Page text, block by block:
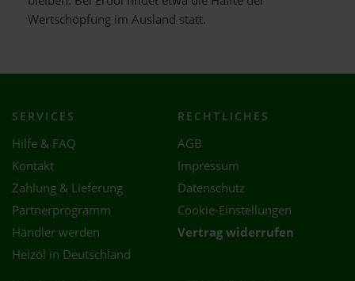
Wertschöpfung im Ausland statt.
SERVICES
Hilfe & FAQ
Kontakt
Zahlung & Lieferung
Partnerprogramm
Händler werden
Heizöl in Deutschland
RECHTLICHES
AGB
Impressum
Datenschutz
Cookie-Einstellungen
Vertrag widerrufen